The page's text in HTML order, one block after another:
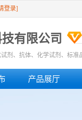
登录]
有限公司
剂、抗体、化学试剂、标准
产品展厅